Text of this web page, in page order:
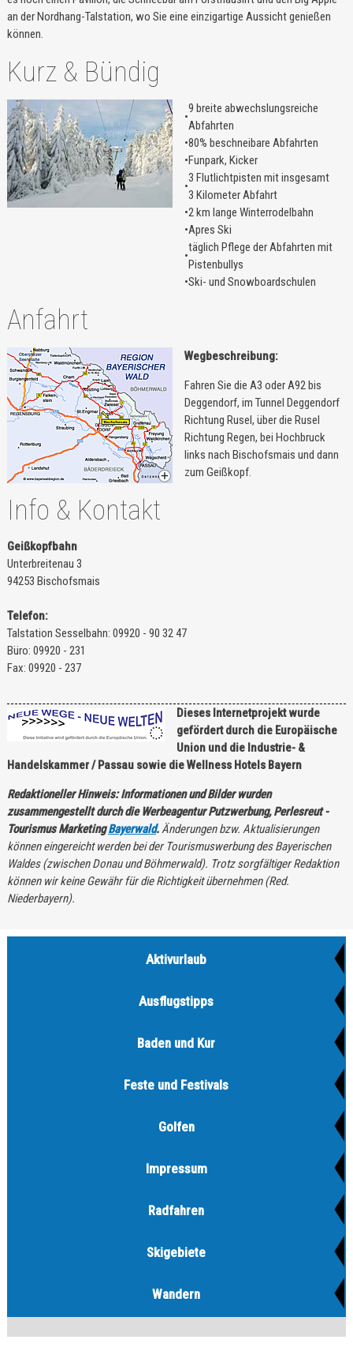
an der Nordhang-Talstation, wo Sie eine einzigartige Aussicht genießen
können.
Kurz & Bündig
•
9 breite abwechslungsreiche
Abfahrten
•80% beschneibare Abfahrten
•Funpark, Kicker
•
3 Flutlichtpisten mit insgesamt
3 Kilometer Abfahrt
•2 km lange Winterrodelbahn
•Apres Ski
•
täglich Pflege der Abfahrten mit
Pistenbullys
•Ski- und Snowboardschulen
Anfahrt
Wegbeschreibung:
Fahren Sie die A3 oder A92 bis
Deggendorf, im Tunnel Deggendorf
Richtung Rusel, über die Rusel
Richtung Regen, bei Hochbruck
links nach Bischofsmais und dann
zum Geißkopf.
Info & Kontakt
Geißkopfbahn
Unterbreitenau 3
94253 Bischofsmais
Telefon:
Talstation Sesselbahn: 09920 - 90 32 47
Büro: 09920 - 231
Fax: 09920 - 237
Dieses Internetprojekt wurde
gefördert durch die Europäische
Union und die Industrie- &
Handelskammer / Passau sowie dieWellness Hotels Bayern
Redaktioneller Hinweis: Informationen und Bilder wurden
zusammengestellt durch die Werbeagentur Putzwerbung, Perlesreut -
Tourismus MarketingBayerwald.Änderungen bzw. Aktualisierungen
können eingereicht werden bei der Tourismuswerbung des Bayerischen
Waldes (zwischen Donau und Böhmerwald). Trotz sorgfältiger Redaktion
können wir keine Gewähr für die Richtigkeit übernehmen (Red.
Niederbayern).
Aktivurlaub
Ausflugstipps
Baden und Kur
Feste und Festivals
Golfen
Impressum
Radfahren
Skigebiete
Wandern